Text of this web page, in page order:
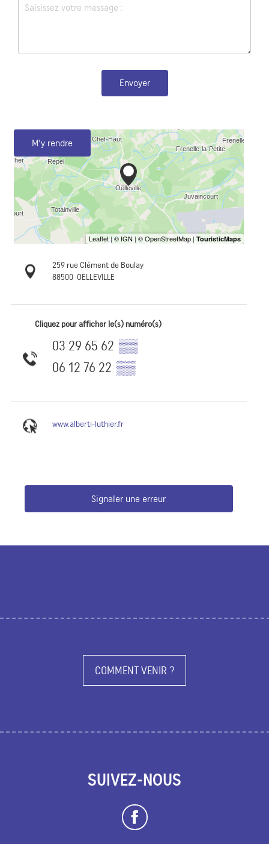
Envoyer
M'y rendre
259 rue Clément de Boulay
88500 OËLLEVILLE
Cliquez pour afficher le(s) numéro(s)
03 29 65 62 ▒▒
06 12 76 22 ▒▒
www.alberti-luthier.fr
Signaler une erreur
COMMENT VENIR ?
SUIVEZ-NOUS